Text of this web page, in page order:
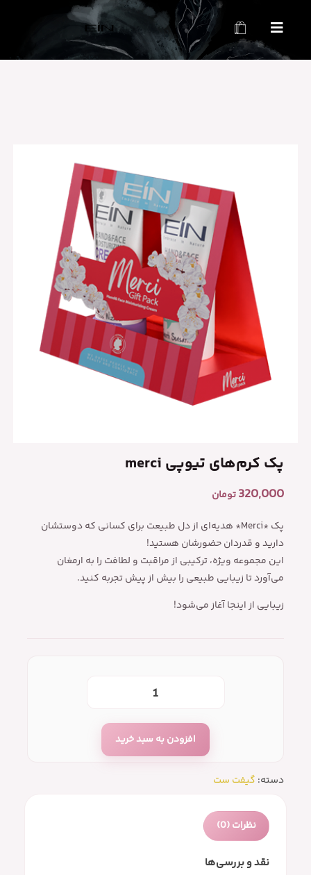
محصولات بهداشتی و زیبایی EINمحصولات بهداشتی و زیبایی EIN
پک کرم‌های تیوپی merci
320,000تومان
پک *Merci* هدیه‌ای از دل طبیعت برای کسانی که دوستشان
دارید و قدردان حضورشان هستید!
این مجموعه ویژه، ترکیبی از مراقبت و لطافت را به ارمغان
می‌آورد تا زیبایی طبیعی را بیش از پیش تجربه کنید.
زیبایی از اینجا آغاز می‌شود!
افزودن به سبد خرید
دسته: گیفت ست
نظرات (0)
نقد و بررسی‌ها